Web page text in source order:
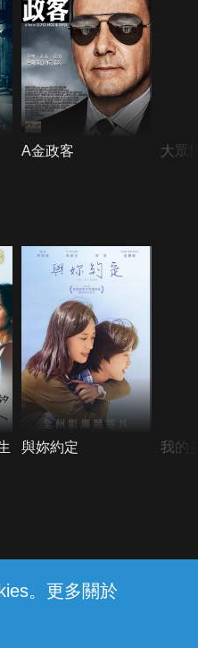
。更多關於
A金政客 大眾
與妳約定 我的